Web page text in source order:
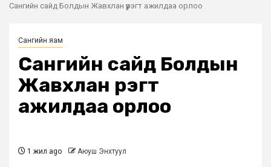
Сангийн сайд Болдын Жавхлан үүрэгт ажилдаа орлоо
Сангийн яам
Сангийн сайд Болдын
Жавхлан үүрэгт
ажилдаа орлоо
1 жил ago Аюуш Энхтуул